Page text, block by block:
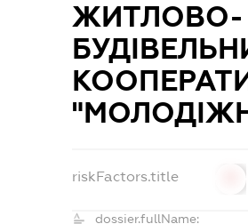
ЖИТЛОВО-
riskFactors.title
dossier.fullName: